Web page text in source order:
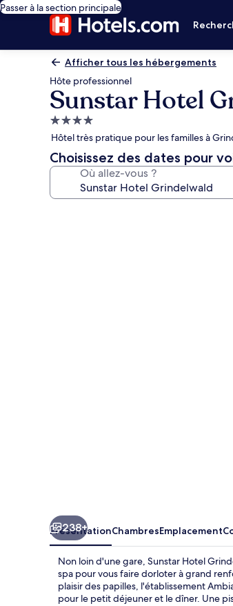
Passer à la section principale
Afficher tous les hébergements
Hôte professionnel
Sunstar Hotel
Hébergement
4.0 étoiles
Hôtel très pratique pour les familles à
Choisissez des dates pour
Où allez-vous ?
238+
PrésentationChambresEmplacement
Non loin d'une gare, Sunstar Hotel
spa pour vous faire dorloter à grand
plaisir des papilles, l'établissement
pour le petit déjeuner et le dîner. Une